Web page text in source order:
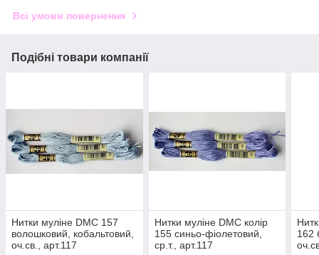
Всі умови повернення
Подібні товари компанії
Нитки муліне DMC 157
волошковий, кобальтовий,
оч.св., арт.117
Нитки муліне DMC колір
155 синьо-фіолетовий,
ср.т., арт.117
162